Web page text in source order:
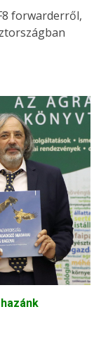
forwarderről,